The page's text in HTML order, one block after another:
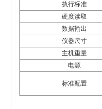
执行标准
硬度读取
数据输出
仪器尺寸
主机重量
电源
标准配置